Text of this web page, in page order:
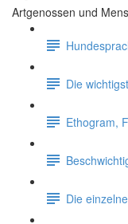
Artgenossen und
Die
Ethogram,
Die